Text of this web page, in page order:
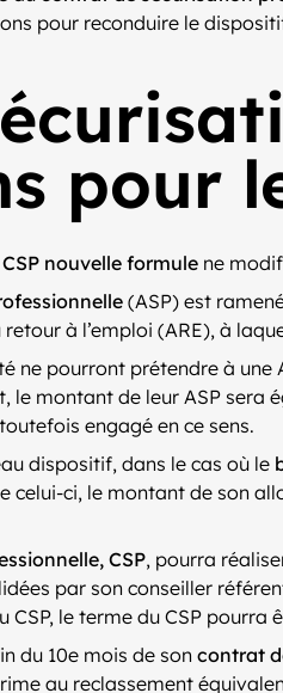
pour reconduire le
pour
nouvelle formule ne
(ASP) est
à l’emploi (ARE), à
ne pourront prétendre à
le montant de leur ASP sera
engagé en ce sens.
dispositif, dans le cas où le
ci, le montant de son
CSP, pourra
par son conseiller
le terme du CSP
du 10e mois de son contrat
au reclassement